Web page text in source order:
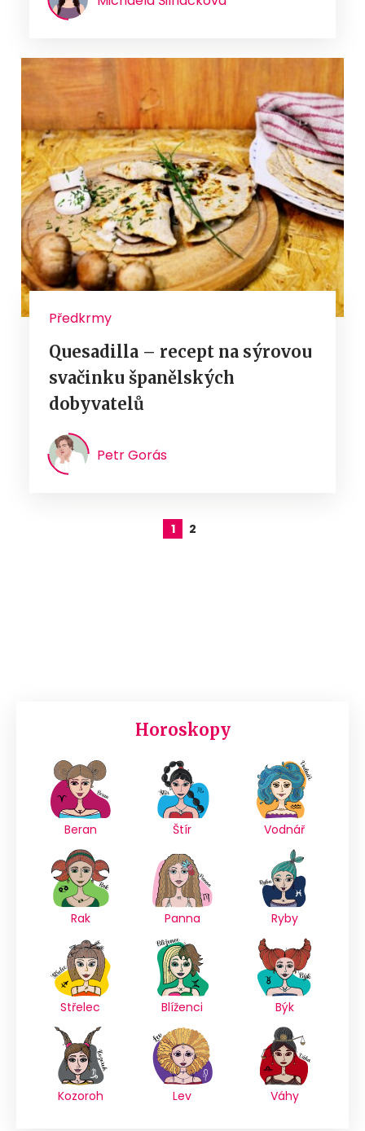
Předkrmy
Quesadilla – recept na sýrovou
svačinku španělských
dobyvatelů
Petr Gorás
1 2
Horoskopy
Beran Štír Vodnář
Rak Panna Ryby
Střelec Blíženci Býk
Kozoroh Lev Váhy